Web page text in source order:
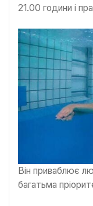
21.00 години і
Він приваблює
багатьма